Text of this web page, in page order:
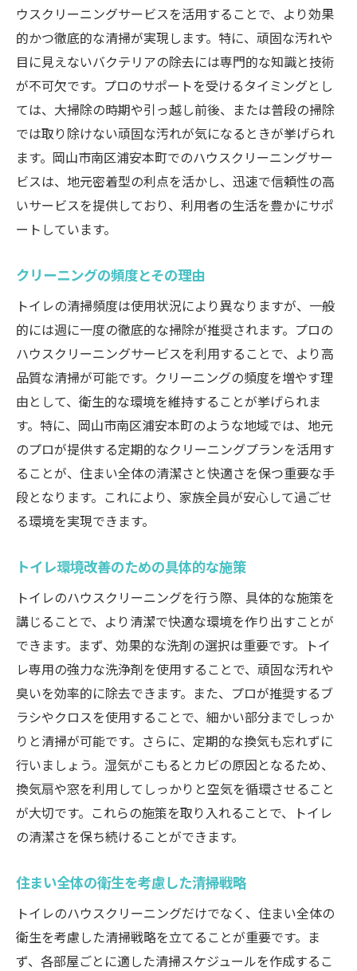
ウスクリーニングサービスを活用することで、より効果
的かつ徹底的な清掃が実現します。特に、頑固な汚れや
目に見えないバクテリアの除去には専門的な知識と技術
が不可欠です。プロのサポートを受けるタイミングとし
ては、大掃除の時期や引っ越し前後、または普段の掃除
では取り除けない頑固な汚れが気になるときが挙げられ
ます。岡山市南区浦安本町でのハウスクリーニングサー
ビスは、地元密着型の利点を活かし、迅速で信頼性の高
いサービスを提供しており、利用者の生活を豊かにサポ
ートしています。
クリーニングの頻度とその理由
トイレの清掃頻度は使用状況により異なりますが、一般
的には週に一度の徹底的な掃除が推奨されます。プロの
ハウスクリーニングサービスを利用することで、より高
品質な清掃が可能です。クリーニングの頻度を増やす理
由として、衛生的な環境を維持することが挙げられま
す。特に、岡山市南区浦安本町のような地域では、地元
のプロが提供する定期的なクリーニングプランを活用す
ることが、住まい全体の清潔さと快適さを保つ重要な手
段となります。これにより、家族全員が安心して過ごせ
る環境を実現できます。
トイレ環境改善のための具体的な施策
トイレのハウスクリーニングを行う際、具体的な施策を
講じることで、より清潔で快適な環境を作り出すことが
できます。まず、効果的な洗剤の選択は重要です。トイ
レ専用の強力な洗浄剤を使用することで、頑固な汚れや
臭いを効率的に除去できます。また、プロが推奨するブ
ラシやクロスを使用することで、細かい部分までしっか
りと清掃が可能です。さらに、定期的な換気も忘れずに
行いましょう。湿気がこもるとカビの原因となるため、
換気扇や窓を利用してしっかりと空気を循環させること
が大切です。これらの施策を取り入れることで、トイレ
の清潔さを保ち続けることができます。
住まい全体の衛生を考慮した清掃戦略
トイレのハウスクリーニングだけでなく、住まい全体の
衛生を考慮した清掃戦略を立てることが重要です。ま
ず、各部屋ごとに適した清掃スケジュールを作成するこ